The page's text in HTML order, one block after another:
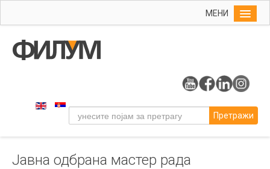
МЕНИ
Упис
Уметност
Музичка уметност
Претражи
Јавна одбрана мастер рада